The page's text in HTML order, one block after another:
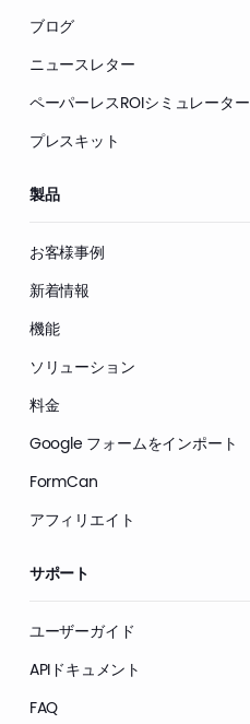
ブログ
ニュースレター
ペーパーレスROIシミュレーター
プレスキット
製品
お客様事例
新着情報
機能
ソリューション
料金
Google フォームをインポート
FormCan
アフィリエイト
サポート
ユーザーガイド
APIドキュメント
FAQ